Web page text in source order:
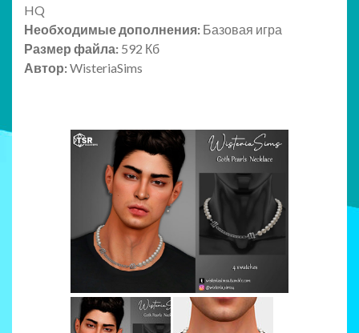
HQ
Необходимые дополнения: Базовая игра
Размер файла: 592 Кб
Автор:WisteriaSims